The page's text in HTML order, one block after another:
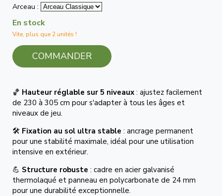
Arceau :
En stock
Vite, plus que 2 unités !
COMMANDER
🏀 Hauteur réglable sur 5 niveaux : ajustez facilement
de 230 à 305 cm pour s'adapter à tous les âges et
niveaux de jeu.
🛠️ Fixation au sol ultra stable : ancrage permanent
pour une stabilité maximale, idéal pour une utilisation
intensive en extérieur.
💪 Structure robuste : cadre en acier galvanisé
thermolaqué et panneau en polycarbonate de 24 mm
pour une durabilité exceptionnelle.